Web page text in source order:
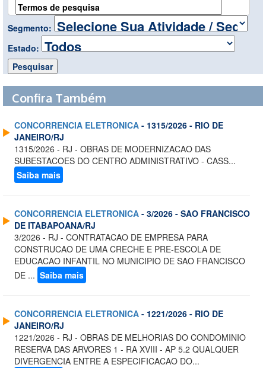
Segmento:
Estado:
Confira Também
CONCORRENCIA ELETRONICA - 1315/2026 - RIO DE
JANEIRO/RJ
1315/2026 - RJ - OBRAS DE MODERNIZACAO DAS
SUBESTACOES DO CENTRO ADMINISTRATIVO - CASS...
Saiba mais
CONCORRENCIA ELETRONICA - 3/2026 - SAO FRANCISCO
DE ITABAPOANA/RJ
3/2026 - RJ - CONTRATACAO DE EMPRESA PARA
CONSTRUCAO DE UMA CRECHE E PRE-ESCOLA DE
EDUCACAO INFANTIL NO MUNICIPIO DE SAO FRANCISCO
DE ... Saiba mais
CONCORRENCIA ELETRONICA - 1221/2026 - RIO DE
JANEIRO/RJ
1221/2026 - RJ - OBRAS DE MELHORIAS DO CONDOMINIO
RESERVA DAS ARVORES 1 - RA XVIII - AP 5.2 QUALQUER
DIVERGENCIA ENTRE A ESPECIFICACAO DO...